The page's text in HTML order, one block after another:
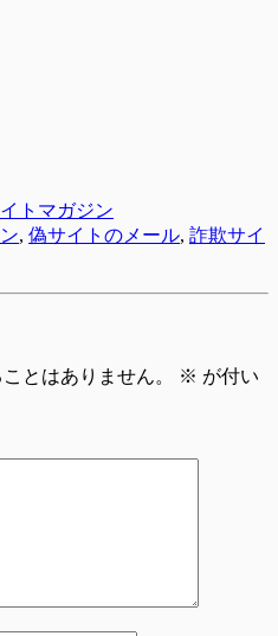
トマガジン
, 偽サイトのメール, 詐欺サイ
とはありません。 ※ が付い